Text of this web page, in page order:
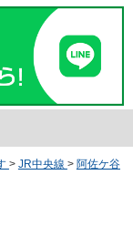
> JR中央線 > 阿佐ケ谷